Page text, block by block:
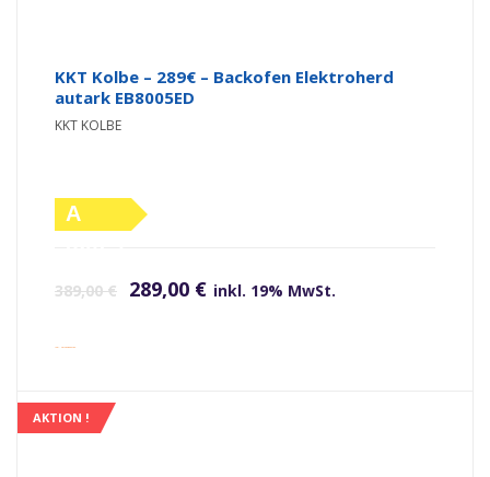
KKT Kolbe – 289€ – Backofen Elektroherd
autark EB8005ED
KKT KOLBE
A
389,00€ 289,00 € inkl. 19% MwSt.
inkl. Versandkosten
AKTION !